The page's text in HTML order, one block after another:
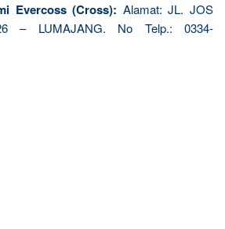
Evercoss (Cross): Alamat: JL. JOS
– LUMAJANG. No Telp.: 0334-